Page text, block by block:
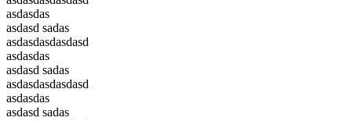
asdasdas
asdasd sadas
asdasdasdasdasd
asdasdas
asdasd sadas
asdasdasdasdasd
asdasdas
asdasd sadas